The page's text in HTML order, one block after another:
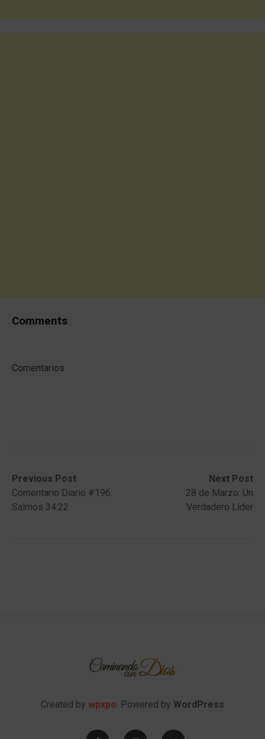
Comments
Comentarios
Post
navigation
Previous Post
Previous
post:Comentario Diario #196:
Salmos 34:22
Next Post
Next
post:
28 de Marzo: Un
Verdadero Líder
Created by wpxpo . Powered by WordPress